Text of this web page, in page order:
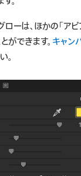
ローは、ほかの「ア
ができます。 キャン
。